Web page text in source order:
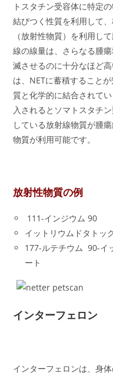
トスタチン受容体に特定
結びつく性質を利用して
（放射性物質）を利用し
線の線量は、さらなる腫
滅させるのに十分なほど
は、NETに蓄積すること
質と化学的に結合されて
入されるとソマトスタチ
している放射線物質が腫
物質が利用可能です。
放射性物質の例
111-インジウム 90
イットリウムドタトッ
177-ルテチウム 90-イ
ート
インターフェロン
インターフェロンは、身